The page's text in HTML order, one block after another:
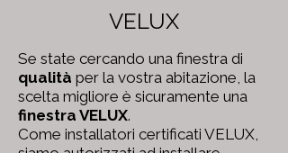
VELUX
Se state cercando una finestra di
qualità per la vostra abitazione, la
scelta migliore è sicuramente una
finestra VELUX.
Come installatori certificati VELUX,